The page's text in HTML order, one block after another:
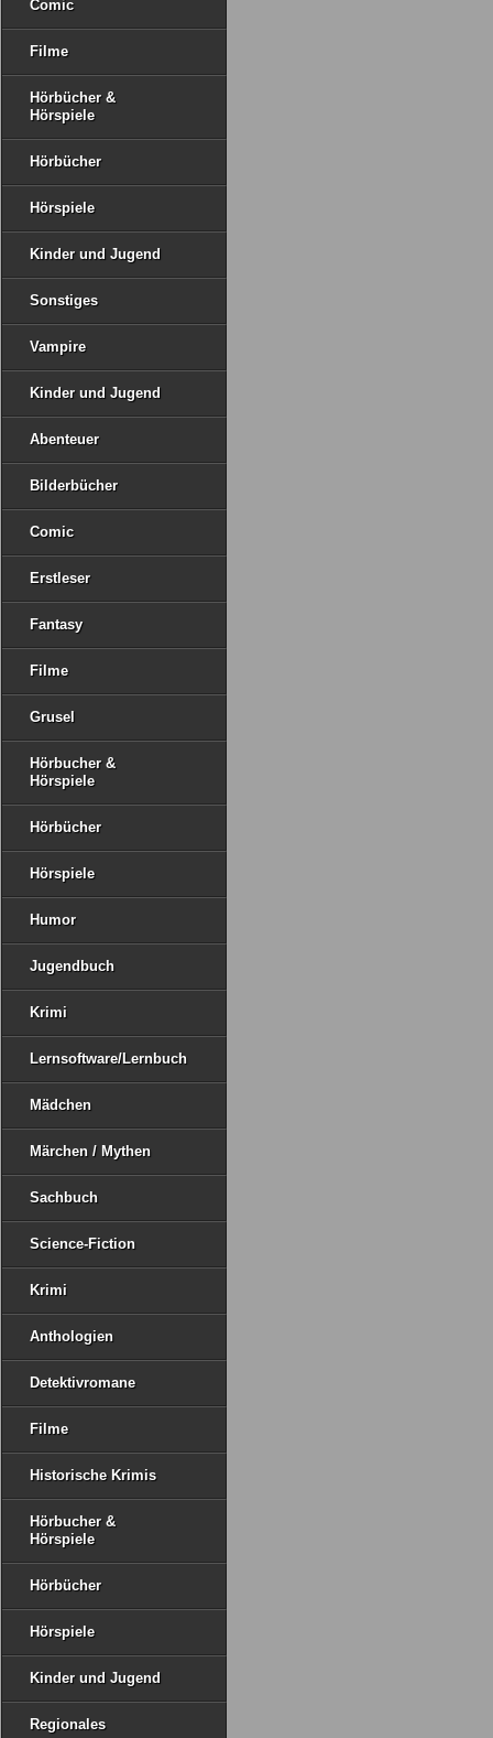
Comic
Filme
Hörbücher &
Hörspiele
Hörbücher
Hörspiele
Kinder und Jugend
Sonstiges
Vampire
Kinder und Jugend
Abenteuer
Bilderbücher
Comic
Erstleser
Fantasy
Filme
Grusel
Hörbucher &
Hörspiele
Hörbücher
Hörspiele
Humor
Jugendbuch
Krimi
Lernsoftware/Lernbuch
Mädchen
Märchen / Mythen
Sachbuch
Science-Fiction
Krimi
Anthologien
Detektivromane
Filme
Historische Krimis
Hörbucher &
Hörspiele
Hörbücher
Hörspiele
Kinder und Jugend
Regionales